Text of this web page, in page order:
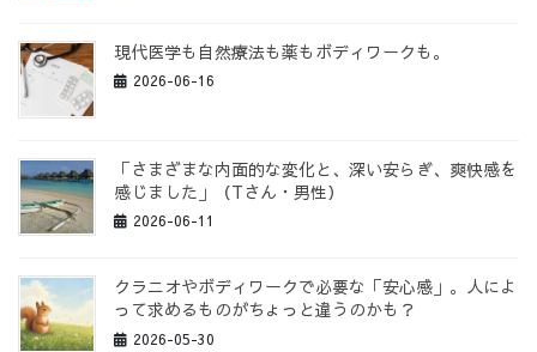
現代医学も自然療法も薬もボディワークも。
2026-06-16
「さまざまな内面的な変化と、深い安らぎ、爽快感を
感じました」（Tさん・男性）
2026-06-11
クラニオやボディワークで必要な「安心感」。人によ
って求めるものがちょっと違うのかも？
2026-05-30